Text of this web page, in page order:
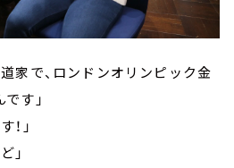
家で、ロンドンオリンピック金
す」
」
」